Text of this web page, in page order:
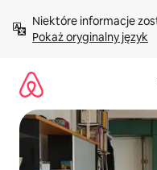
treści Pokaż oryginalny język